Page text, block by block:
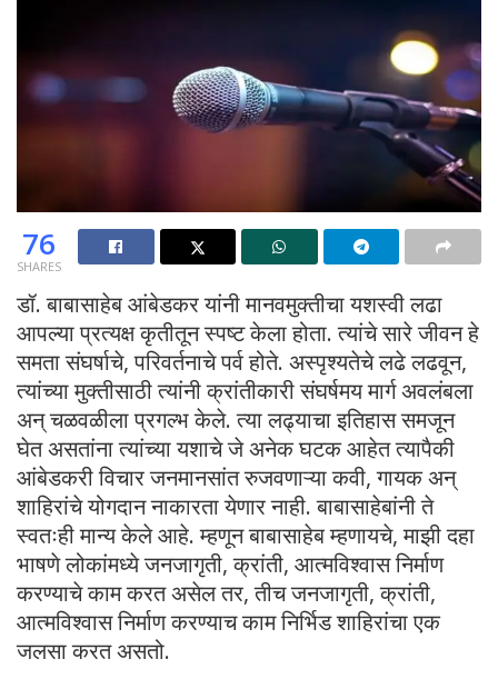
76
SHARES
डॉ. बाबासाहेब आंबेडकर यांनी मानवमुक्तीचा यशस्वी लढा
आपल्या प्रत्यक्ष कृतीतून स्पष्ट केला होता. त्यांचे सारे जीवन हे
समता संघर्षाचे, परिवर्तनाचे पर्व होते. अस्पृश्यतेचे लढे लढवून,
त्यांच्या मुक्तीसाठी त्यांनी क्रांतीकारी संघर्षमय मार्ग अवलंबला
अन् चळवळीला प्रगल्भ केले. त्या लढ्याचा इतिहास समजून
घेत असतांना त्यांच्या यशाचे जे अनेक घटक आहेत त्यापैकी
आंबेडकरी विचार जनमानसांत रुजवणाऱ्या कवी, गायक अन्
शाहिरांचे योगदान नाकारता येणार नाही. बाबासाहेबांनी ते
स्वतःही मान्य केले आहे. म्हणून बाबासाहेब म्हणायचे, माझी दहा
भाषणे लोकांमध्ये जनजागृती, क्रांती, आत्मविश्वास निर्माण
करण्याचे काम करत असेल तर, तीच जनजागृती, क्रांती,
आत्मविश्वास निर्माण करण्याच काम निर्भिड शाहिरांचा एक
जलसा करत असतो.